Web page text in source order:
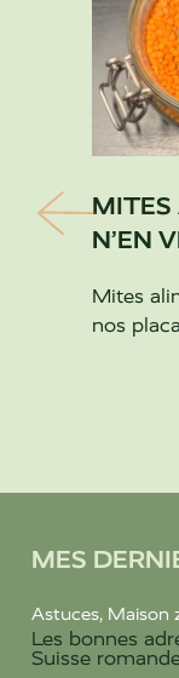
MITES
N’EN
Mites
nos
MES
Astuces, Maison
Les bonnes
Suisse